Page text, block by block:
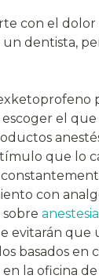
con el dolor
dentista,
el
que lo
con
evitarán que
basados
la oficina